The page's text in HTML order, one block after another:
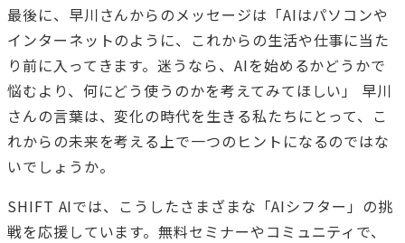
最後に、早川さんからのメッセージは「AIはパソコンや
インターネットのように、これからの生活や仕事に当た
り前に入ってきます。迷うなら、AIを始めるかどうかで
悩むより、何にどう使うのかを考えてみてほしい」 早川
さんの言葉は、変化の時代を生きる私たちにとって、こ
れからの未来を考える上で一つのヒントになるのではな
いでしょうか。
SHIFT AIでは、こうしたさまざまな「AIシフター」の挑
戦を応援しています。無料セミナーやコミュニティで、